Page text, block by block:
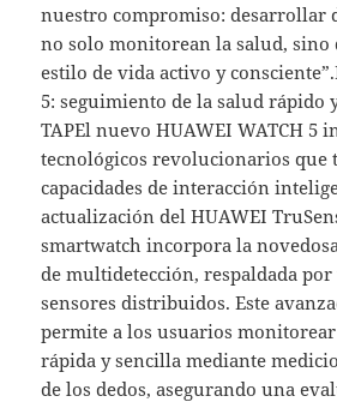
nuestro compromiso: desarrollar
no solo monitorean la salud,
estilo de vida activo y
5: seguimiento de la salud rápido
TAPEl nuevo HUAWEI WATCH 5
tecnológicos revolucionarios que
capacidades de interacción
actualización del HUAWEI
smartwatch incorpora la
de multidetección, respaldada
sensores distribuidos. Este
permite a los usuarios
rápida y sencilla mediante
de los dedos, asegurando una